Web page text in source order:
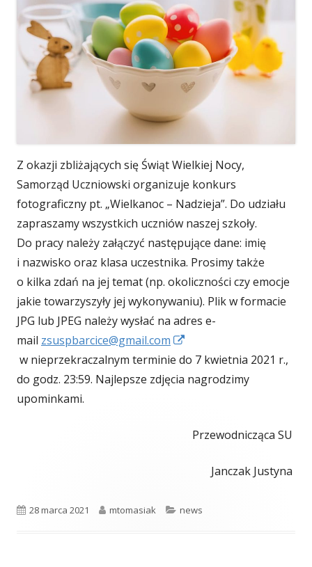
Z okazji zbliżających się Świąt Wielkiej Nocy,
Samorząd Uczniowski organizuje konkurs
fotograficzny pt. „Wielkanoc – Nadzieja”. Do udziału
zapraszamy wszystkich uczniów naszej szkoły.
Do pracy należy załączyć następujące dane: imię
i nazwisko oraz klasa uczestnika. Prosimy także
o kilka zdań na jej temat (np. okoliczności czy emocje
jakie towarzyszyły jej wykonywaniu). Plik w formacie
JPG lub JPEG należy wysłać na adres e-
mail zsuspbarcice@gmail.com
Strona
otwiera
się
w nieprzekraczalnym terminie do 7 kwietnia 2021 r.,
do godz. 23:59. Najlepsze zdjęcia nagrodzimy
upominkami.
Przewodnicząca SU
Janczak Justyna
Opublikowano
28 marca 2021 Autor
mtomasiak Kategorie
news